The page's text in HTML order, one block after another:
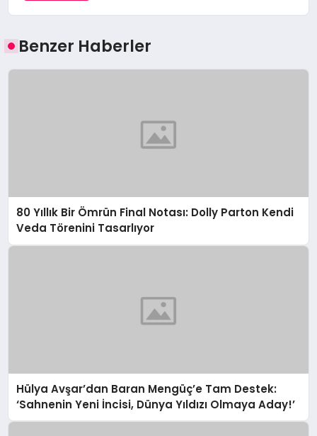
Benzer Haberler
80 Yıllık Bir Ömrün Final Notası: Dolly Parton Kendi
Veda Törenini Tasarlıyor
Hülya Avşar’dan Baran Mengüç’e Tam Destek:
‘Sahnenin Yeni İncisi, Dünya Yıldızı Olmaya Aday!’